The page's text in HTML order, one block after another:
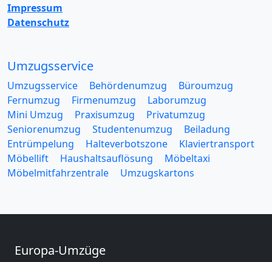
Impressum
Datenschutz
Umzugsservice
Umzugsservice Behördenumzug
Büroumzug
Fernumzug
Firmenumzug
Laborumzug
Mini Umzug
Praxisumzug
Privatumzug
Seniorenumzug
Studentenumzug
Beiladung
Entrümpelung
Halteverbotszone
Klaviertransport
Möbellift
Haushaltsauflösung
Möbeltaxi
Möbelmitfahrzentrale
Umzugskartons
Europa-Umzüge